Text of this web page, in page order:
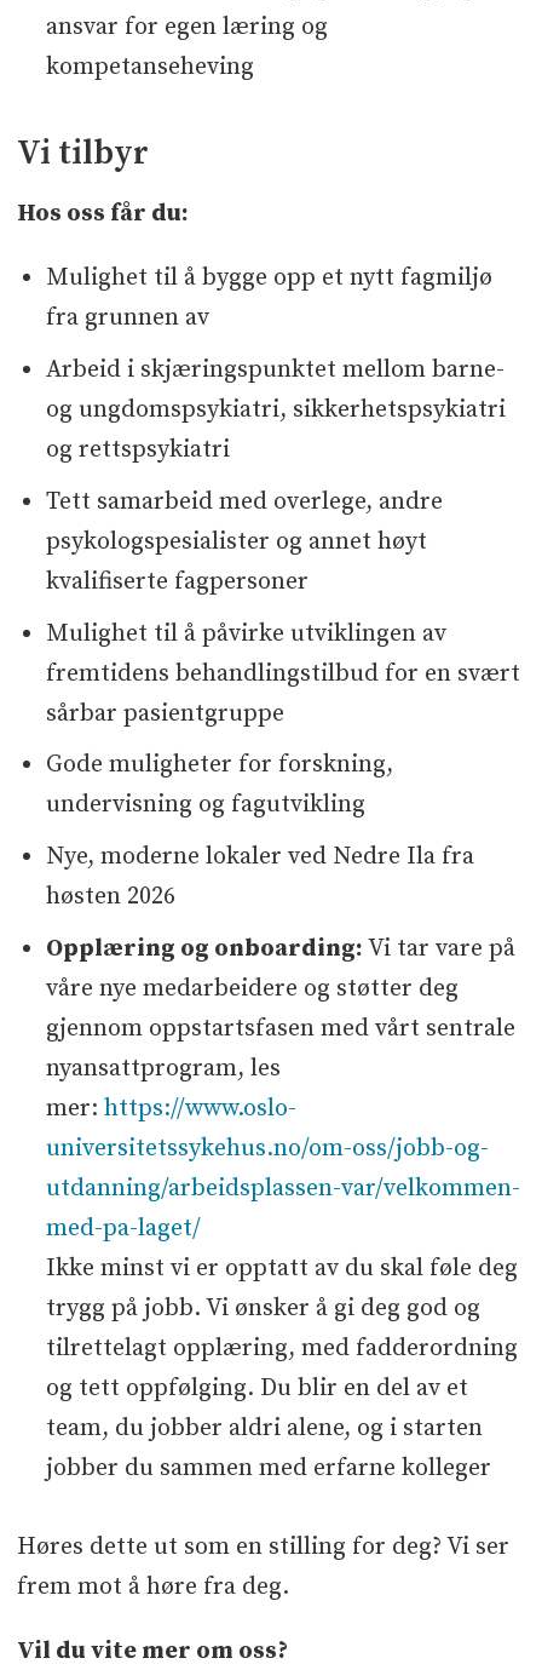
ansvar for egen læring og
kompetanseheving
Vi tilbyr
Hos oss får du:
Mulighet til å bygge opp et nytt fagmiljø
fra grunnen av
Arbeid i skjæringspunktet mellom barne-
og ungdomspsykiatri, sikkerhetspsykiatri
og rettspsykiatri
Tett samarbeid med overlege, andre
psykologspesialister og annet høyt
kvalifiserte fagpersoner
Mulighet til å påvirke utviklingen av
fremtidens behandlingstilbud for en svært
sårbar pasientgruppe
Gode muligheter for forskning,
undervisning og fagutvikling
Nye, moderne lokaler ved Nedre Ila fra
høsten 2026
Opplæring og onboarding: Vi tar vare på
våre nye medarbeidere og støtter deg
gjennom oppstartsfasen med vårt sentrale
nyansattprogram, les
mer: https://www.oslo-
universitetssykehus.no/om-oss/jobb-og-
utdanning/arbeidsplassen-var/velkommen-
med-pa-laget/
Ikke minst vi er opptatt av du skal føle deg
trygg på jobb. Vi ønsker å gi deg god og
tilrettelagt opplæring, med fadderordning
og tett oppfølging. Du blir en del av et
team, du jobber aldri alene, og i starten
jobber du sammen med erfarne kolleger
Høres dette ut som en stilling for deg? Vi ser
frem mot å høre fra deg.
Vil du vite mer om oss?